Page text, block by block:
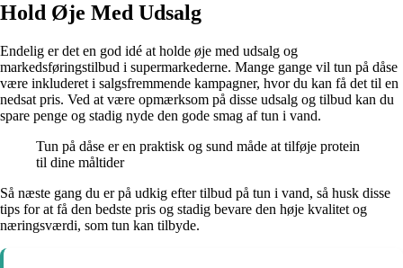
Hold Øje Med Udsalg
Endelig er det en god idé at holde øje med udsalg og
markedsføringstilbud i supermarkederne. Mange gange vil tun på dåse
være inkluderet i salgsfremmende kampagner, hvor du kan få det til en
nedsat pris. Ved at være opmærksom på disse udsalg og tilbud kan du
spare penge og stadig nyde den gode smag af tun i vand.
Tun på dåse er en praktisk og sund måde at tilføje protein
til dine måltider
Så næste gang du er på udkig efter tilbud på tun i vand, så husk disse
tips for at få den bedste pris og stadig bevare den høje kvalitet og
næringsværdi, som tun kan tilbyde.